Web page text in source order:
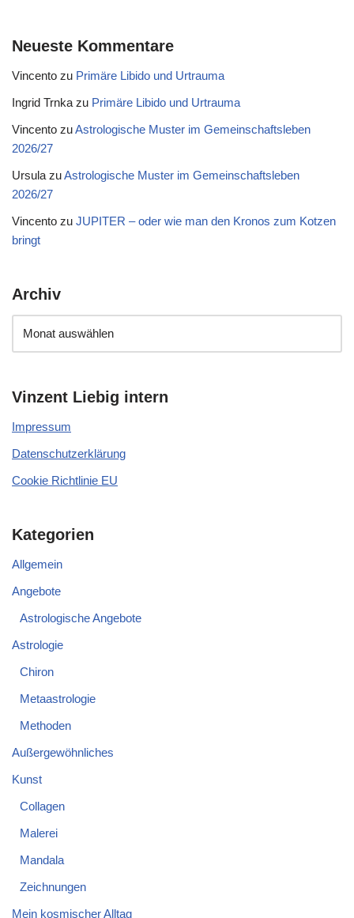
Neueste Kommentare
Vincento zu Primäre Libido und Urtrauma
Ingrid Trnka zu Primäre Libido und Urtrauma
Vincento zuAstrologische Muster im Gemeinschaftsleben
2026/27
Ursula zuAstrologische Muster im Gemeinschaftsleben
2026/27
Vincento zu JUPITER – oder wie man den Kronos zum Kotzen
bringt
Archiv
Vinzent Liebig intern
Impressum
Datenschutzerklärung
Cookie Richtlinie EU
Kategorien
Allgemein
Angebote
Astrologische Angebote
Astrologie
Chiron
Metaastrologie
Methoden
Außergewöhnliches
Kunst
Collagen
Malerei
Mandala
Zeichnungen
Mein kosmischer Alltag